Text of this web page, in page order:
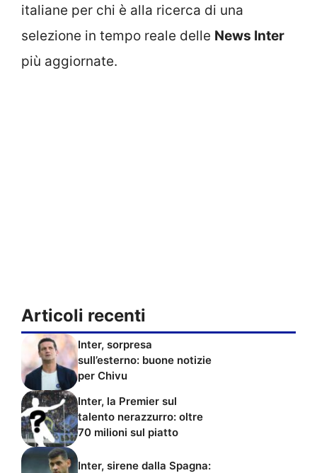
italiane per chi è alla ricerca di una
selezione in tempo reale delle News Inter
più aggiornate.
Articoli recenti
Inter, sorpresa
sull’esterno: buone notizie
per Chivu
Inter, la Premier sul
talento nerazzurro: oltre
70 milioni sul piatto
Inter, sirene dalla Spagna: